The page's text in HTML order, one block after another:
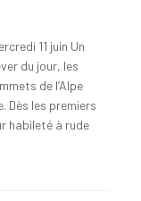
11 juin Un
du jour, les
de l’Alpe
Dès les premiers
habileté à rude